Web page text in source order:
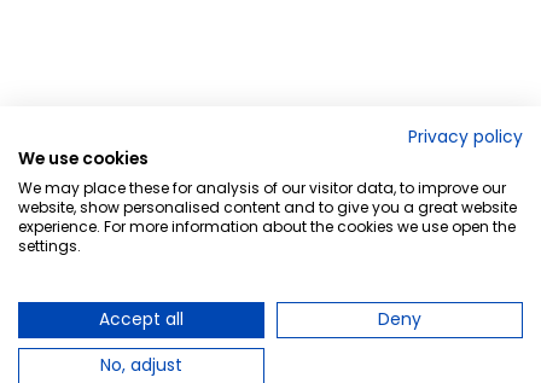
Privacy policy
We use cookies
We may place these for analysis of our visitor data, to improve our
website, show personalised content and to give you a great website
experience. For more information about the cookies we use open the
settings.
Accept all
Deny
No, adjust